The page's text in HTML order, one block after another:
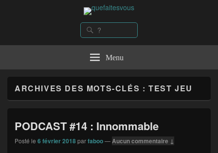
quefaitesvousRechercher :
Recherche
Menu
ARCHIVES DES MOTS-CLÉS :TEST JEU
PODCAST #14 : Innommable
Posté le 6 février 2018parfaboo—Aucun commentaire ↓